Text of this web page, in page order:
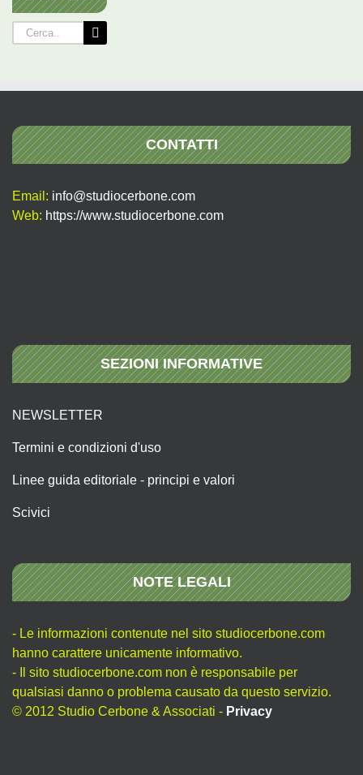
Cerca
per:
CONTATTI
Email: info@studiocerbone.com
Web: https://www.studiocerbone.com
SEZIONI INFORMATIVE
NEWSLETTER
Termini e condizioni d'uso
Linee guida editoriale - principi e valori
Scivici
NOTE LEGALI
- Le informazioni contenute nel sito studiocerbone.com
hanno carattere unicamente informativo.
- Il sito studiocerbone.com non è responsabile per
qualsiasi danno o problema causato da questo servizio.
© 2012 Studio Cerbone & Associati - Privacy